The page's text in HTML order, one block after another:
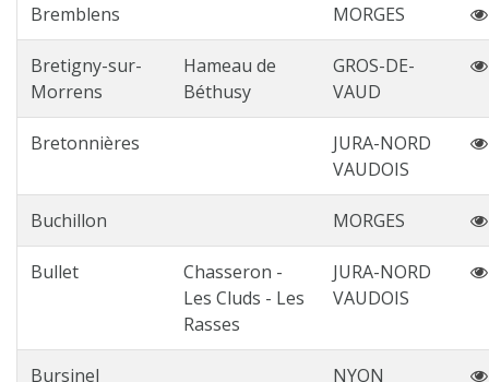
Bremblens MORGES
Bretigny-sur-
Morrens
Hameau de
Béthusy
GROS-DE-
VAUD
Bretonnières
JURA-NORD
VAUDOIS
Buchillon MORGES
Bullet
Chasseron -
Les Cluds - Les
Rasses
JURA-NORD
VAUDOIS
Bursinel NYON